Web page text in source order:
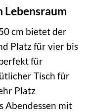
Lebensraum
cm bietet der
Platz für vier bis
für
Tisch für
Platz
Abendessen mit